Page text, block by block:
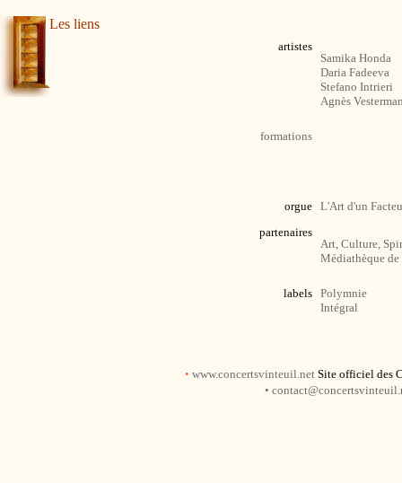
Les liens
artistes
Samika Honda
Daria Fadeeva
Stefano Intrieri
Agnès
formations
orgue
L'Art d'un
partenaires
Art, Culture,
Médiathèque de
labels
Polymnie
Intégral
• www.concertsvinteuil.net Site officiel des
•